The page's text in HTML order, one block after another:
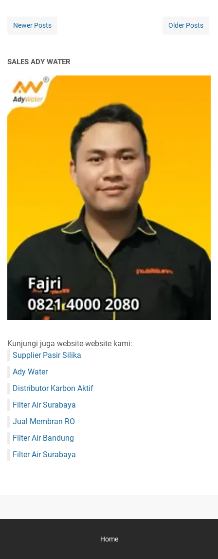
Newer Posts Older Posts
SALES ADY WATER
Kunjungi juga website-website kami:
Supplier Pasir Silika
Ady Water
Distributor Karbon Aktif
Filter Air Surabaya
Jual Membran RO
Filter Air Bandung
Filter Air Surabaya
Home